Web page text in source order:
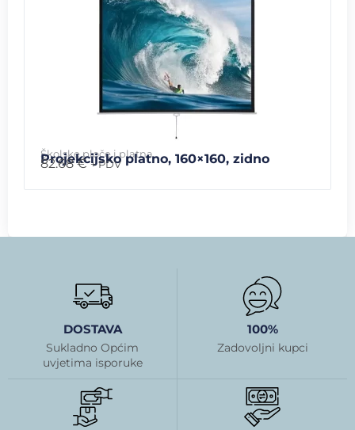
Školske ploče i platna
Projekcijsko platno, 160×160, zidno
82.68€ + PDV
DOSTAVA
Sukladno Općim
uvjetima isporuke
100%
Zadovoljni kupci